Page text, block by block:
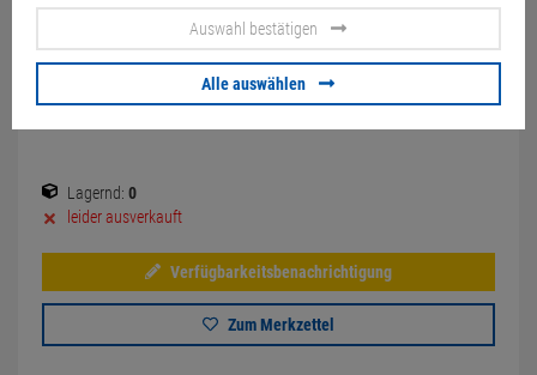
ohne Betriebssystem, Festplatte fehlt
Lagernd: 0
leider ausverkauft
Verfügbarkeitsbenachrichtigung
Zum Merkzettel
Auswahl bestätigen
Alle auswählen